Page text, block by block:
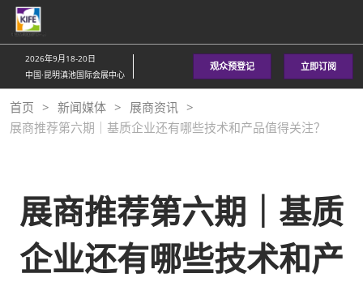
直
接
跳
至
内
容
2026年9月18-20日
中国·昆明滇池国际会展中心
观众预登记 立即订阅
首页 新闻媒体
展商资讯
展商推荐第六期｜基质企业还有哪些技术和产品值得关注？
展商推荐第六期｜基质
企业还有哪些技术和产